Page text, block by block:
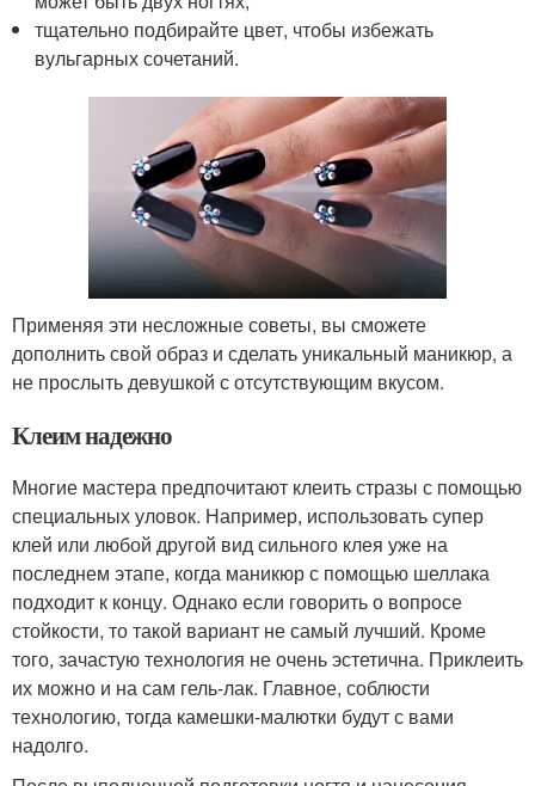
тщательно подбирайте цвет, чтобы избежать
вульгарных сочетаний.
Применяя эти несложные советы, вы сможете
дополнить свой образ и сделать уникальный маникюр, а
не прослыть девушкой с отсутствующим вкусом.
Клеим надежно
Многие мастера предпочитают клеить стразы с помощью
специальных уловок. Например, использовать супер
клей или любой другой вид сильного клея уже на
последнем этапе, когда маникюр с помощью шеллака
подходит к концу. Однако если говорить о вопросе
стойкости, то такой вариант не самый лучший. Кроме
того, зачастую технология не очень эстетична. Приклеить
их можно и на сам гель-лак. Главное, соблюсти
технологию, тогда камешки-малютки будут с вами
надолго.